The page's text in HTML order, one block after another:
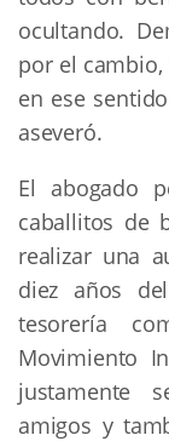
ocultando.
por el
en ese
aseveró.
El abogado
caballitos de
realizar una
diez años
tesorería
Movimiento
justamente
amigos y